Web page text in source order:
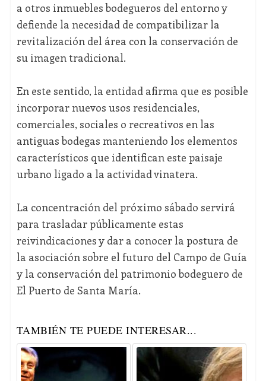
a otros inmuebles bodegueros del entorno y
defiende la necesidad de compatibilizar la
revitalización del área con la conservación de
su imagen tradicional.
En este sentido, la entidad afirma que es posible
incorporar nuevos usos residenciales,
comerciales, sociales o recreativos en las
antiguas bodegas manteniendo los elementos
característicos que identifican este paisaje
urbano ligado a la actividad vinatera.
La concentración del próximo sábado servirá
para trasladar públicamente estas
reivindicaciones y dar a conocer la postura de
la asociación sobre el futuro del Campo de Guía
y la conservación del patrimonio bodeguero de
El Puerto de Santa María.
TAMBIÉN TE PUEDE INTERESAR...